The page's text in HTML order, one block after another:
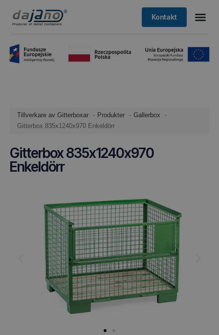
Kontakt
Tillverkare av Gitterboxar Produkter
Gallerbox
Gitterbox 835x1240x970 Enkeldörr
Gitterbox 835x1240x970
Enkeldörr